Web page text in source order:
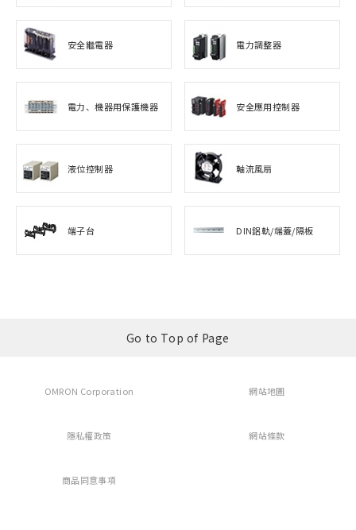
安全繼電器 電力調整器
電力、機器用保護機器 安全應用控制器
液位控制器 軸流風扇
端子台 DIN鋁軌/端蓋/隔板
Go to Top of Page
OMRON Corporation 網站地圖
隱私權政策 網站條款
商品同意事項